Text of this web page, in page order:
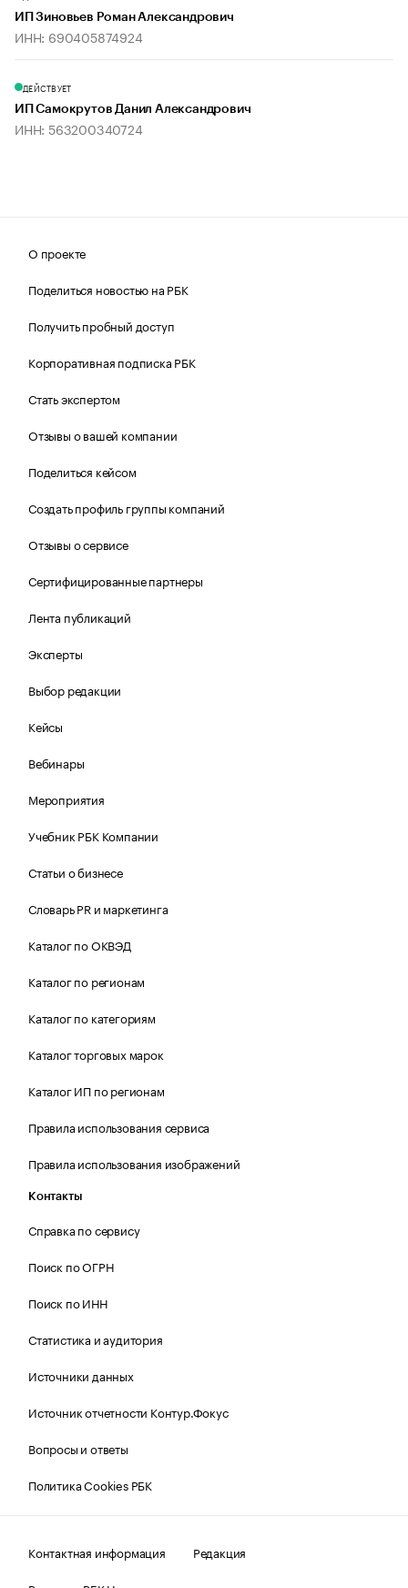
ИП Зиновьев Роман Александрович
ИНН: 690405874924
ДЕЙСТВУЕТ
ИП Самокрутов Данил Александрович
ИНН: 563200340724
О проекте
Поделиться новостью на РБК
Получить пробный доступ
Корпоративная подписка РБК
Стать экспертом
Отзывы о вашей компании
Поделиться кейсом
Создать профиль группы компаний
Отзывы о сервисе
Сертифицированные партнеры
Лента публикаций
Эксперты
Выбор редакции
Кейсы
Вебинары
Мероприятия
Учебник РБК Компании
Статьи о бизнесе
Словарь PR и маркетинга
Каталог по ОКВЭД
Каталог по регионам
Каталог по категориям
Каталог торговых марок
Каталог ИП по регионам
Правила использования сервиса
Правила использования изображений
Контакты
Справка по сервису
Поиск по ОГРН
Поиск по ИНН
Статистика и аудитория
Источники данных
Источник отчетности Контур.Фокус
Вопросы и ответы
Политика Cookies РБК
Контактная информация
Редакция